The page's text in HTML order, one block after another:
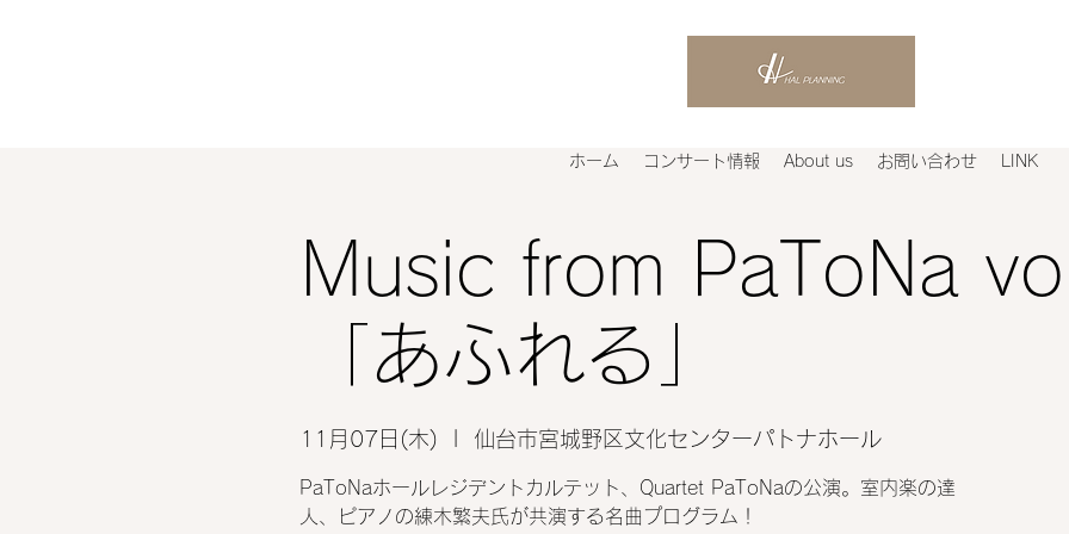
ホーム コンサート情報 About us お問い合わせ LINK
Music from PaToNa
「あふれる」
11月07日(木) 仙台市宮城野区文化センターパトナホール
PaToNaホールレジデントカルテット、Quartet PaToNaの公演。室内楽の達
人、ピアノの練木繁夫氏が共演する名曲プログラム！